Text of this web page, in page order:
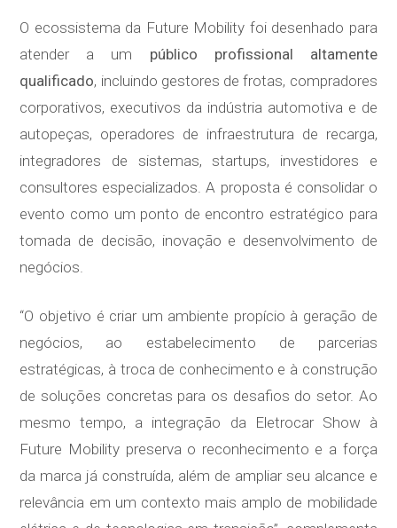
O ecossistema da Future Mobility foi desenhado para
atender a um público profissional altamente
qualificado, incluindo gestores de frotas, compradores
corporativos, executivos da indústria automotiva e de
autopeças, operadores de infraestrutura de recarga,
integradores de sistemas, startups, investidores e
consultores especializados. A proposta é consolidar o
evento como um ponto de encontro estratégico para
tomada de decisão, inovação e desenvolvimento de
negócios.
“O objetivo é criar um ambiente propício à geração de
negócios, ao estabelecimento de parcerias
estratégicas, à troca de conhecimento e à construção
de soluções concretas para os desafios do setor. Ao
mesmo tempo, a integração da Eletrocar Show à
Future Mobility preserva o reconhecimento e a força
da marca já construída, além de ampliar seu alcance e
relevância em um contexto mais amplo de mobilidade